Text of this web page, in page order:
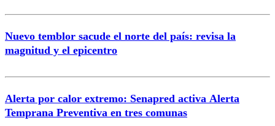
Nuevo temblor sacude el norte del país: revisa la
magnitud y el epicentro
Alerta por calor extremo: Senapred activa Alerta
Temprana Preventiva en tres comunas